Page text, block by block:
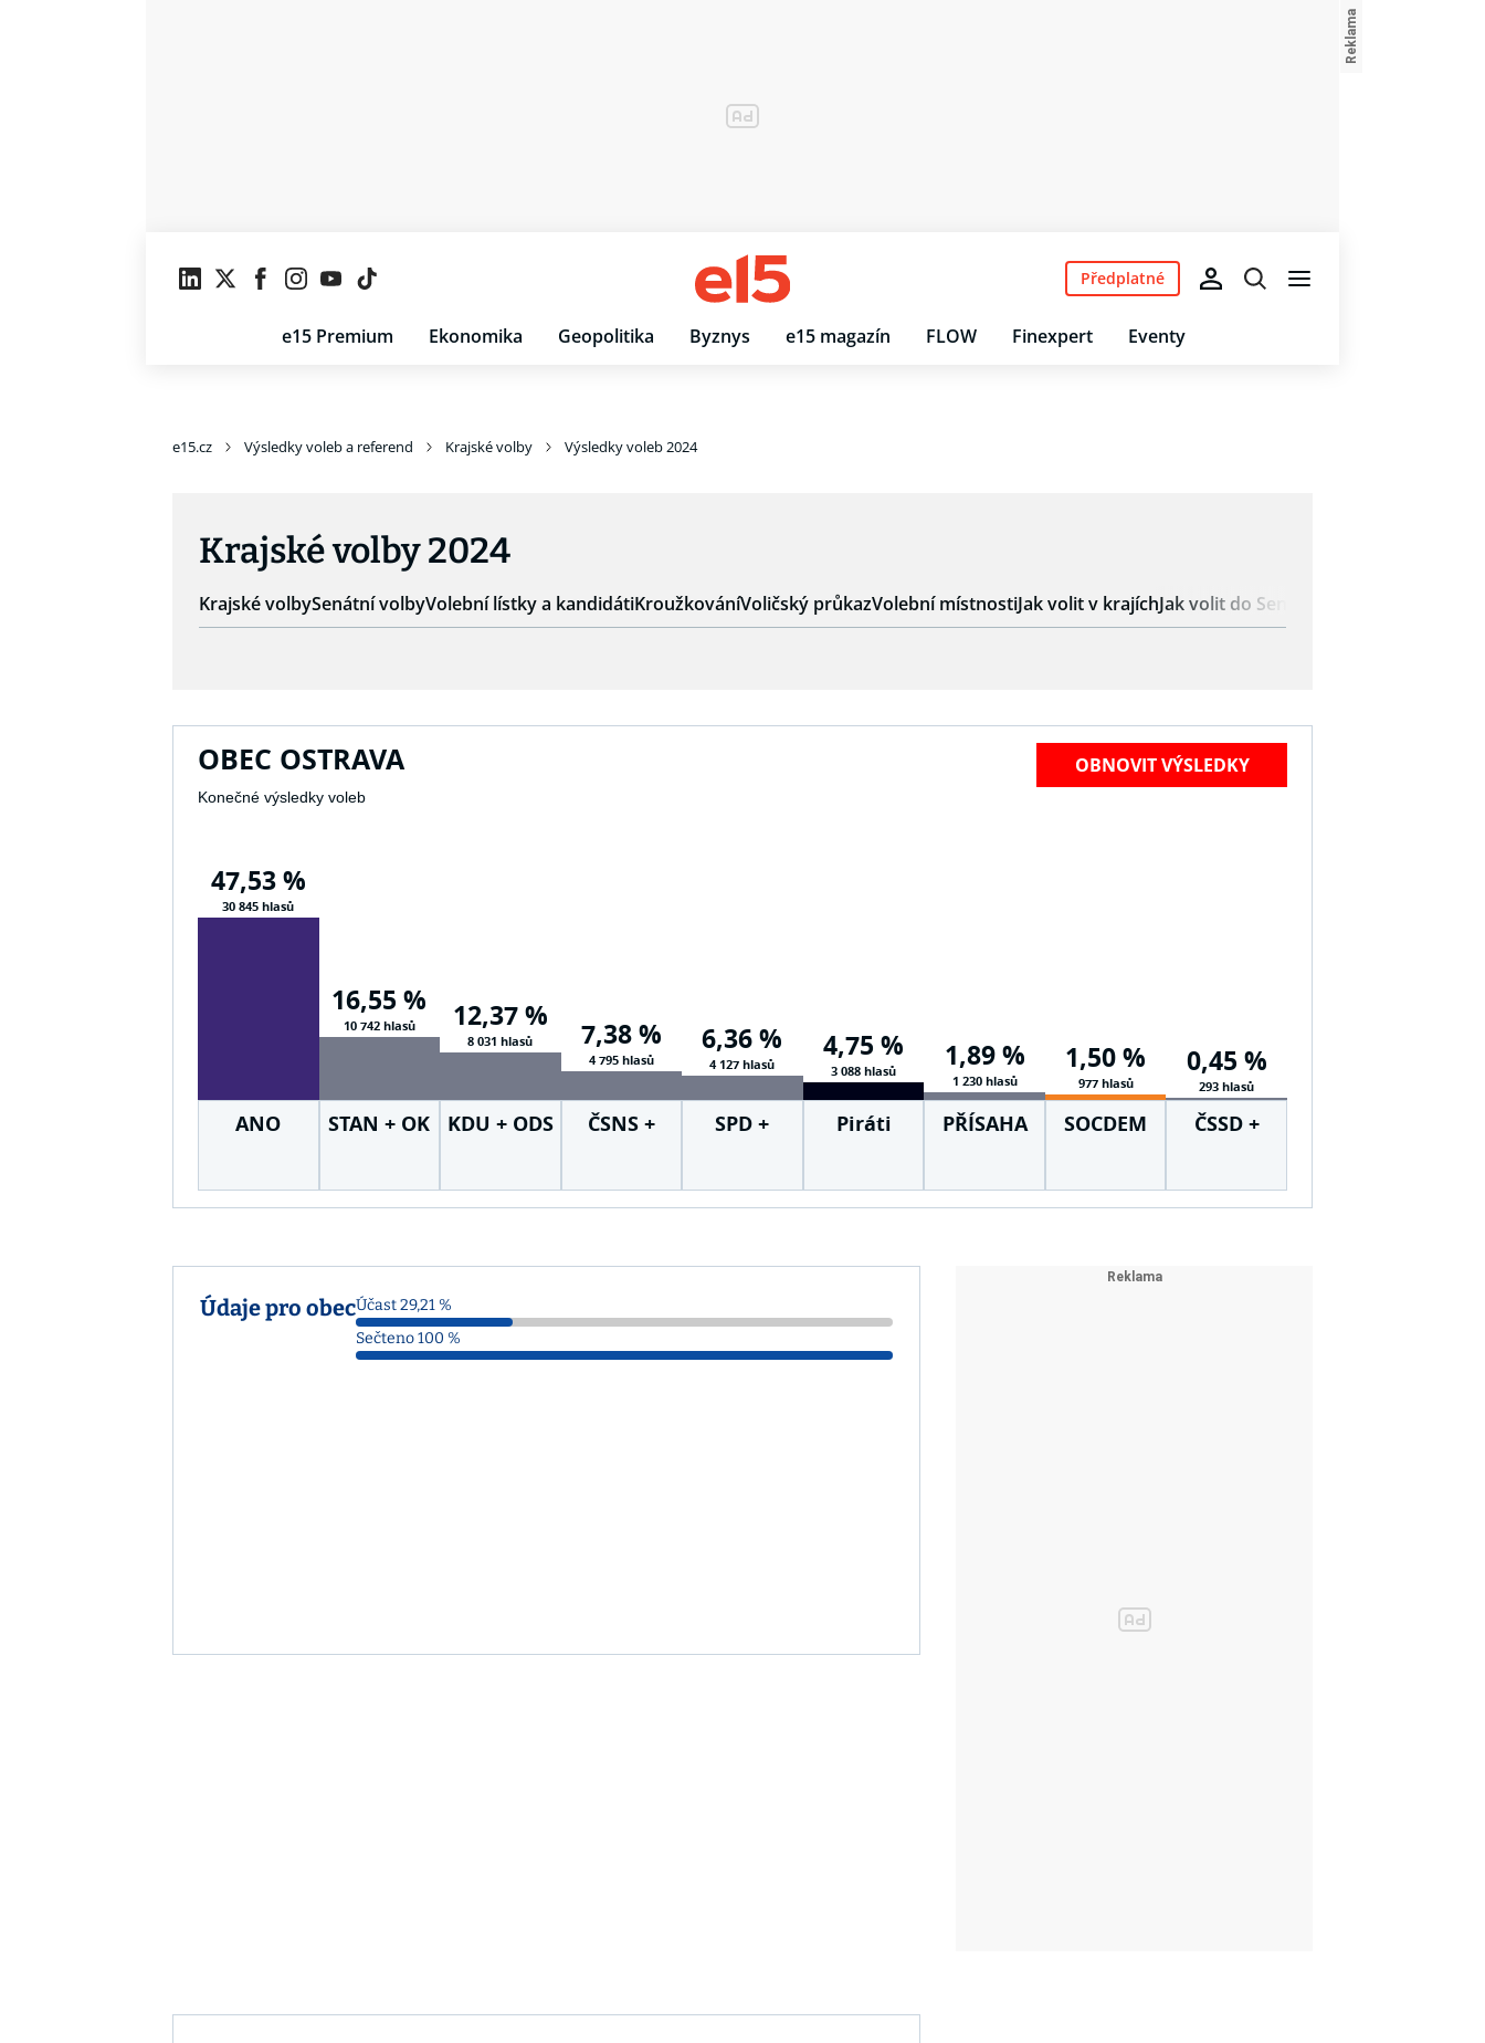
e15 Premium Ekonomika Geopolitika Byznys e15 magazín FLOW Finexpert Eventy
Předplatné
e15.cz Výsledky voleb a referend Krajské volby Výsledky voleb 2024
Krajské volby 2024
Krajské volbySenátní volbyVolební lístky a kandidátiKroužkováníVoličský průkazVolební místnostiJak volit v krajíchJak volit do Senátu
OBEC OSTRAVA
Konečné výsledky voleb
OBNOVIT VÝSLEDKY
ANO
47,53 %
30 845 hlasů
STAN + OK
16,55 %
10 742 hlasů
KDU + ODS
12,37 %
8 031 hlasů
ČSNS +
7,38 %
4 795 hlasů
SPD +
6,36 %
4 127 hlasů
Piráti
4,75 %
3 088 hlasů
PŘÍSAHA
1,89 %
1 230 hlasů
SOCDEM
1,50 %
977 hlasů
ČSSD +
0,45 %
293 hlasů
Údaje pro obecÚčast 29,21 %
Sečteno 100 %